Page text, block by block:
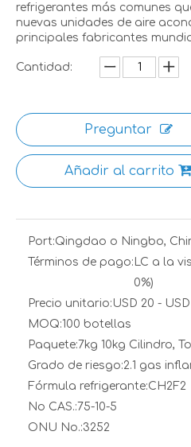
refrigerantes más comunes
nuevas unidades de aire
principales fabricantes
Cantidad:
Preguntar
Añadir al carrito
Port:Qingdao o Ningbo,
Términos de pago: LC a la
0%)
Precio unitario: USD 20 -
MOQ:100 botellas
Paquete:7kg 10kg Cilindro,
Grado de riesgo:2.1 gas
Fórmula refrigerante:CH2F2
No CAS.:75-10-5
ONU No.:3252